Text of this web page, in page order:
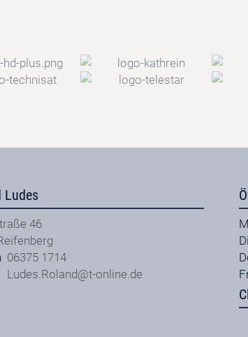
Ludes
46
06375 1714
Ludes.Roland@t-online.de
Di